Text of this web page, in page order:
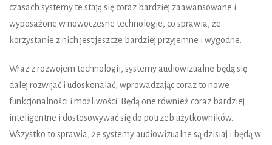
czasach systemy te stają się coraz bardziej zaawansowane i
wyposażone w nowoczesne technologie, co sprawia, że
korzystanie z nich jest jeszcze bardziej przyjemne i wygodne.
Wraz z rozwojem technologii, systemy audiowizualne będą się
dalej rozwijać i udoskonalać, wprowadzając coraz to nowe
funkcjonalności i możliwości. Będą one również coraz bardziej
inteligentne i dostosowywać się do potrzeb użytkowników.
Wszystko to sprawia, że systemy audiowizualne są dzisiaj i będą w